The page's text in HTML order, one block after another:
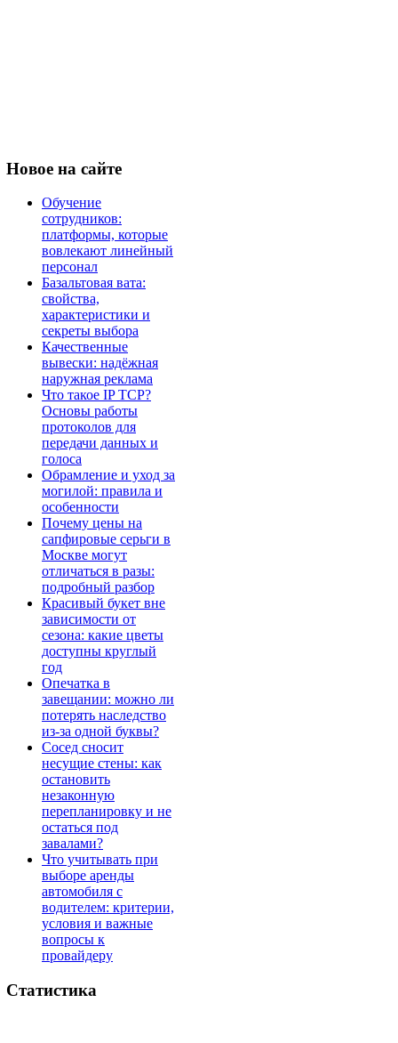
Новое на сайте
Обучение
сотрудников:
платформы, которые
вовлекают линейный
персонал
Базальтовая вата:
свойства,
характеристики и
секреты выбора
Качественные
вывески: надёжная
наружная реклама
Что такое IP TCP?
Основы работы
протоколов для
передачи данных и
голоса
Обрамление и уход за
могилой: правила и
особенности
Почему цены на
сапфировые серьги в
Москве могут
отличаться в разы:
подробный разбор
Красивый букет вне
зависимости от
сезона: какие цветы
доступны круглый
год
Опечатка в
завещании: можно ли
потерять наследство
из-за одной буквы?
Сосед сносит
несущие стены: как
остановить
незаконную
перепланировку и не
остаться под
завалами?
Что учитывать при
выборе аренды
автомобиля с
водителем: критерии,
условия и важные
вопросы к
провайдеру
Статистика